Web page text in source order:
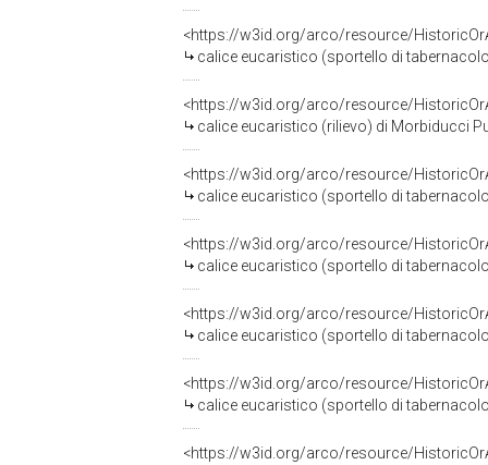
<https://w3id.org/arco/resource/
calice eucaristico (sportello di
<https://w3id.org/arco/resource/
calice eucaristico (rilievo) di Morbiducci
<https://w3id.org/arco/resource/
calice eucaristico (sportello di
<https://w3id.org/arco/resource/
calice eucaristico (sportello di
<https://w3id.org/arco/resource/
calice eucaristico (sportello di
<https://w3id.org/arco/resource/
calice eucaristico (sportello di
<https://w3id.org/arco/resource/